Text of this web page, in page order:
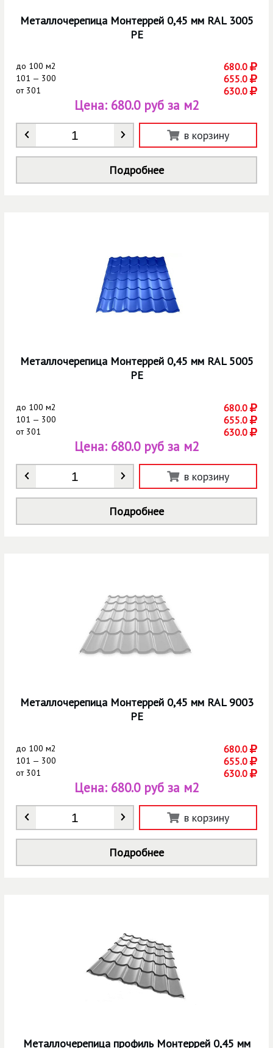
Металлочерепица Монтеррей 0,45 мм RAL 3005
РЕ
до 100 м2 680.0
101 — 300 655.0
от301 630.0
Количество
Цена: 680.0 руб за м2
в корзину
Подробнее
Металлочерепица Монтеррей 0,45 мм RAL 5005
РЕ
до 100 м2 680.0
101 — 300 655.0
от301 630.0
Количество
Цена: 680.0 руб за м2
в корзину
Подробнее
Металлочерепица Монтеррей 0,45 мм RAL 9003
РЕ
до 100 м2 680.0
101 — 300 655.0
от301 630.0
Количество
Цена: 680.0 руб за м2
в корзину
Подробнее
Металлочерепица профиль Монтеррей 0,45 мм